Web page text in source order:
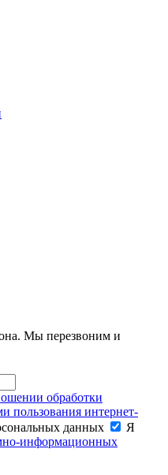
Мы перезвоним и
обработки
пользования интернет-
данных
Я
информационных